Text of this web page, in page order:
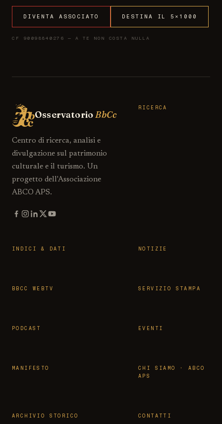
DIVENTA ASSOCIATO DESTINA IL 5×1000
CF 90098840276 — A TE NON COSTA NULLA
OsservatorioBbCc
Centro di ricerca, analisi e
divulgazione sul patrimonio
culturale e il turismo. Un
progetto dell'Associazione
ABCO APS.
RICERCA
INDICI & DATI NOTIZIE
BBCC WEBTV SERVIZIO STAMPA
PODCAST EVENTI
MANIFESTO
CHI SIAMO · ABCO
APS
ARCHIVIO STORICO CONTATTI